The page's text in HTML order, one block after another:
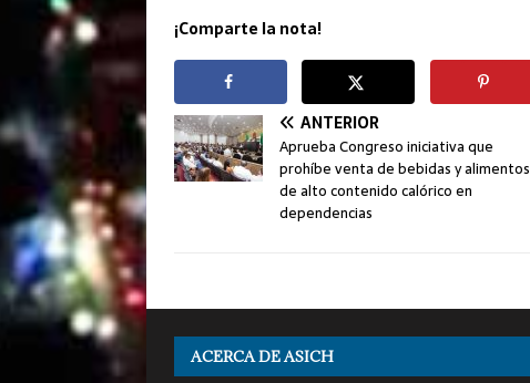
¡Comparte la nota!
ANTERIOR
Aprueba Congreso iniciativa que
prohíbe venta de bebidas y alimentos
de alto contenido calórico en
dependencias
ACERCA DE ASICH